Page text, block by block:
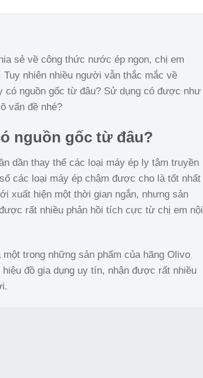
sẻ về công thức nước ép ngon, chị em
nhiên nhiều người vẫn thắc mắc về
có nguồn gốc từ đâu? Sử dụng có được như
vấn đề nhé?
nguồn gốc từ đâu?
dần thay thể các loại máy ép ly tâm truyền
các loại máy ép chậm được cho là tốt nhất
xuất hiện một thời gian ngắn, nhưng sản
rất nhiều phản hồi tích cực từ chị em nội
trong những sản phẩm của hãng Olivo
đồ gia dụng uy tín, nhận được rất nhiều